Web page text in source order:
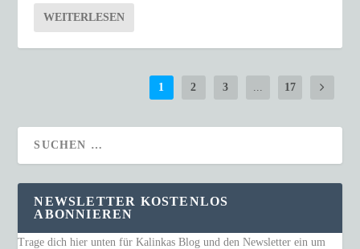
WEITERLESEN
1 2 3 17
NEWSLETTER KOSTENLOS
ABONNIEREN
Trage dich hier unten für Kalinkas Blog und den Newsletter ein um